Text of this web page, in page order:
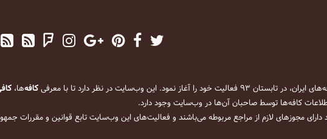
نمود. این وب‌سایت در نظر دارد تا با معرفی کافه‌ها،
کافه‌ها توسط صاحبان آن‌ها در وب‌سایت وجود دارد.
مجوزهای لازم از مراجع مربوطه می‌باشند و فعالیت‌های این وب‌سایت تابع قوانین و مقررات